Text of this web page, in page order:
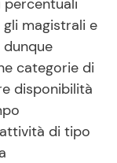
magistrali e
categorie di
disponibilità
di tipo